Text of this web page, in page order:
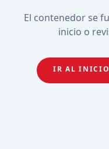
El contenedor se
inicio o
IR AL INICIO